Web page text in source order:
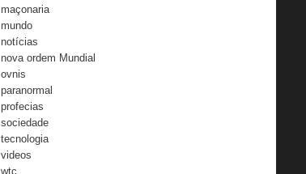
maçonaria
mundo
notícias
nova ordem Mundial
ovnis
paranormal
profecias
sociedade
tecnologia
videos
wtc